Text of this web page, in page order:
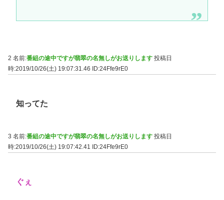
2 名前:番組の途中ですが翡翠の名無しがお送りします 投稿日
時:2019/10/26(土) 19:07:31.46 ID:24Ffe9rE0
知ってた
3 名前:番組の途中ですが翡翠の名無しがお送りします 投稿日
時:2019/10/26(土) 19:07:42.41
ID:24Ffe9rE0
ぐぇ